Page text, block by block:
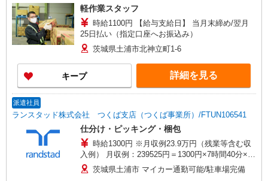
軽作業スタッフ
時給1100円 【給与支給日】 当月末締め/翌月
25日払い（指定口座へお振込み）
茨城県土浦市北神立町1-6
キープ 詳細を見る
派遣社員
ランスタッド株式会社 つくば支店（つくば事業所）/FTUN106541
仕分け・ピッキング・梱包
時給1300円 ※月収例23.9万円（残業等含む収
入例） 月収例：239525円＝1300円×7時間40分×21
日勤務の場合＋残業代（20時間の場合）、交通費
別途支給 ※交通費実費支給／当社規定あり。通勤
茨城県土浦市 マイカー通勤可能/駐車場完備